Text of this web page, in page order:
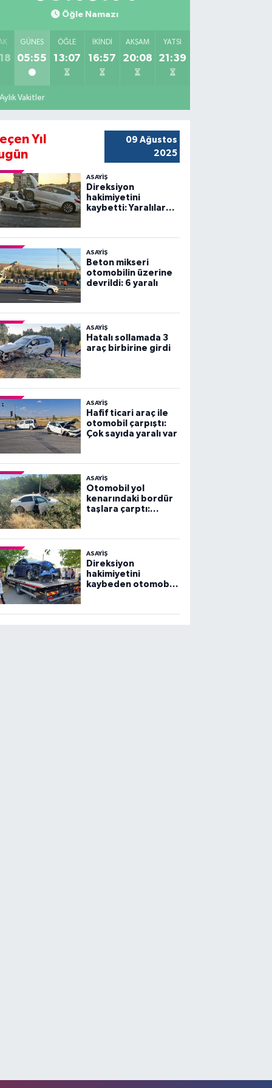
Öğle Namazı
GÜNEŞ
05:55
ÖĞLE
13:07
İKINDI
16:57
AKŞAM
20:08
YATSI
21:39
Aylık Vakitler
Yıl
09 Ağustos
2025
ASAYİŞ
Direksiyon
hakimiyetini
kaybetti: Yaralılar
ASAYİŞ
Beton mikseri
otomobilin üzerine
devrildi: 6 yaralı
ASAYİŞ
Hatalı sollamada 3
araç birbirine girdi
ASAYİŞ
Hafif ticari araç ile
otomobil çarpıştı:
Çok sayıda yaralı var
ASAYİŞ
Otomobil yol
kenarındaki bordür
taşlara çarptı:
ASAYİŞ
Direksiyon
hakimiyetini
kaybeden otomobil